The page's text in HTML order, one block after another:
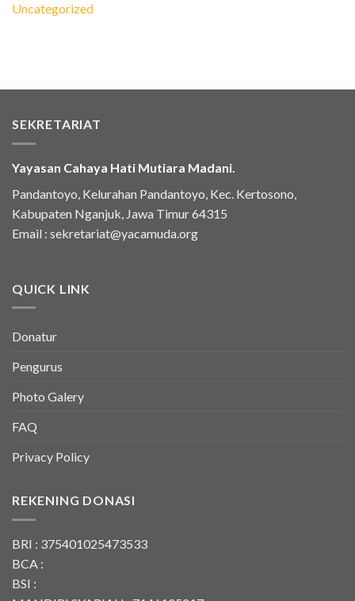
Uncategorized
SEKRETARIAT
Yayasan Cahaya Hati Mutiara Madani.
Pandantoyo, Kelurahan Pandantoyo, Kec. Kertosono,
Kabupaten Nganjuk, Jawa Timur 64315
Email : sekretariat@yacamuda.org
QUICK LINK
Donatur
Pengurus
Photo Galery
FAQ
Privacy Policy
REKENING DONASI
BRI : 375401025473533
BCA :
BSI :